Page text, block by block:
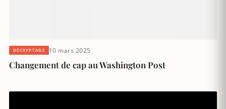
DÉCRYPTAGE 10 mars 2025
Changement de cap au Washington Post